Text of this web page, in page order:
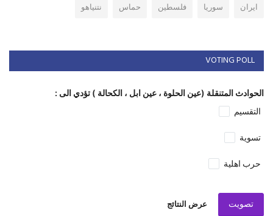
ايران
سوريا فلسطين حماس نتنياهو
VOTING POLL
الحوادث المتنقلة (عين الحلوة ، عين ابل ، الكحالة ) تؤدي الى :
التقسيم
تسوية
حرب اهلية
تصويت عرض النتائج